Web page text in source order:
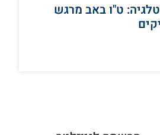
ט"ו באב מרגש